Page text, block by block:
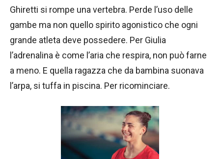
Ghiretti si rompe una vertebra. Perde l’uso delle
gambe ma non quello spirito agonistico che ogni
grande atleta deve possedere. Per Giulia
l’adrenalina è come l’aria che respira, non può farne
a meno. E quella ragazza che da bambina suonava
l’arpa, si tuffa in piscina. Per ricominciare.